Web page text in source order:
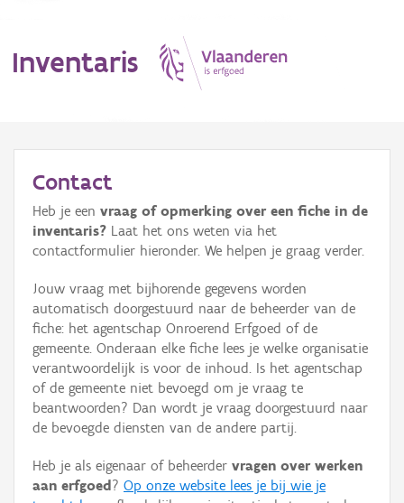
Inventaris
Erfgoedobject
Aanduidingsobject
Waarneming
Thema
Gebeurtenis
Persoon of collectief
Hergebruik
Contact
Heb je een vraag of opmerking over een fiche in de
inventaris? Laat het ons weten via het
contactformulier hieronder. We helpen je graag verder.
Jouw vraag met bijhorende gegevens worden
automatisch doorgestuurd naar de beheerder van de
fiche: het agentschap Onroerend Erfgoed of de
gemeente. Onderaan elke fiche lees je welke organisatie
verantwoordelijk is voor de inhoud. Is het agentschap
of de gemeente niet bevoegd om je vraag te
beantwoorden? Dan wordt je vraag doorgestuurd naar
de bevoegde diensten van de andere partij.
Heb je als eigenaar of beheerder vragen over werken
aan erfgoed ? Op onze website lees je bij wie je